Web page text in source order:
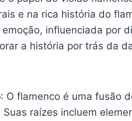
e na rica história do
influenciada por
a história por trás da
: O flamenco é uma fusão
raízes incluem